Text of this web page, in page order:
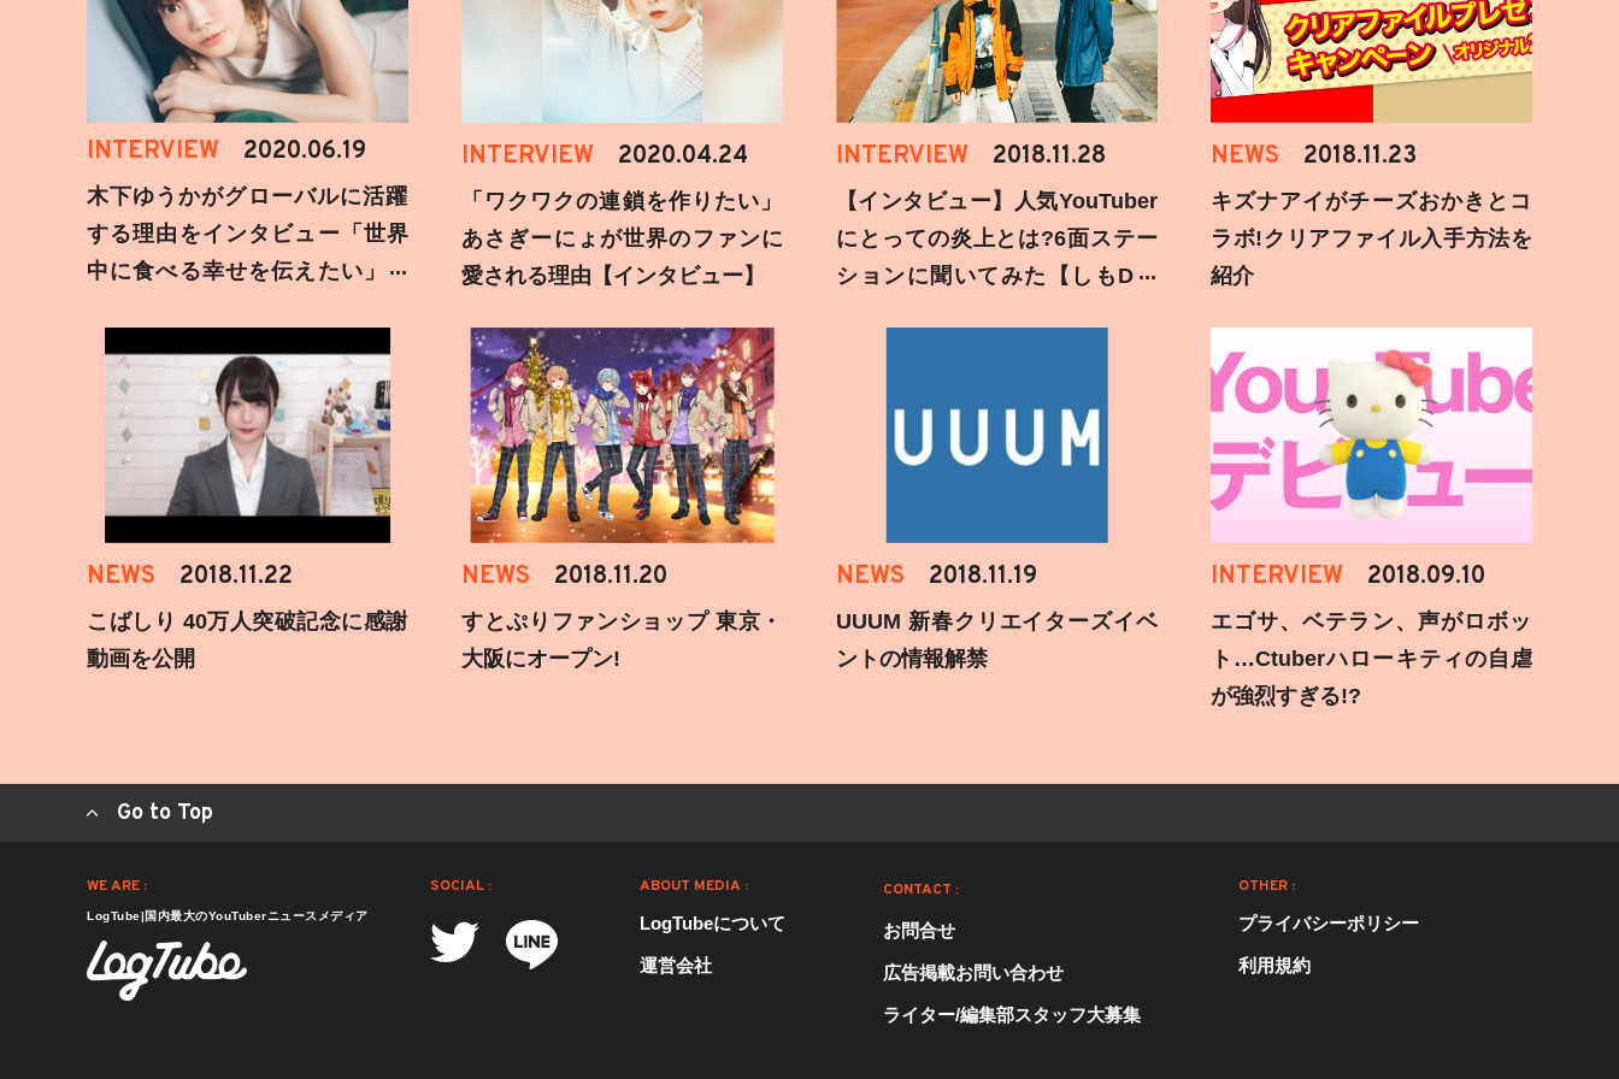
INTERVIEW 2020.06.19
木下ゆうかがグローバルに活躍
する理由をインタビュー「世界
中に食べる幸せを伝えたい」新
INTERVIEW 2020.04.24
「ワクワクの連鎖を作りたい」
あさぎーにょが世界のファンに
愛される理由【インタビュー】
INTERVIEW 2018.11.28
【インタビュー】人気YouTuber
にとっての炎上とは?6面ステー
ションに聞いてみた【しもD遅
NEWS 2018.11.23
キズナアイがチーズおかきとコ
ラボ!クリアファイル入手方法を
紹介
NEWS 2018.11.22
こばしり 40万人突破記念に感謝
動画を公開
NEWS 2018.11.20
すとぷりファンショップ 東京・
大阪にオープン!
NEWS 2018.11.19
UUUM 新春クリエイターズイベ
ントの情報解禁
INTERVIEW 2018.09.10
エゴサ、ベテラン、声がロボッ
ト…Ctuberハローキティの自虐
が強烈すぎる!?
Go to Top
WE ARE :
LogTube|国内最大のYouTuberニュースメディア
SOCIAL : ABOUT MEDIA :
LogTubeについて
運営会社
CONTACT :
お問合せ
広告掲載お問い合わせ
ライター/編集部スタッフ大募集
OTHER :
プライバシーポリシー
利用規約